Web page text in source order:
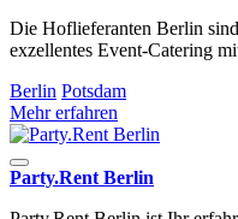
Die Hoflieferanten Berlin
exzellentes Event-Catering
Berlin Potsdam
Mehr erfahren
Party.Rent Berlin